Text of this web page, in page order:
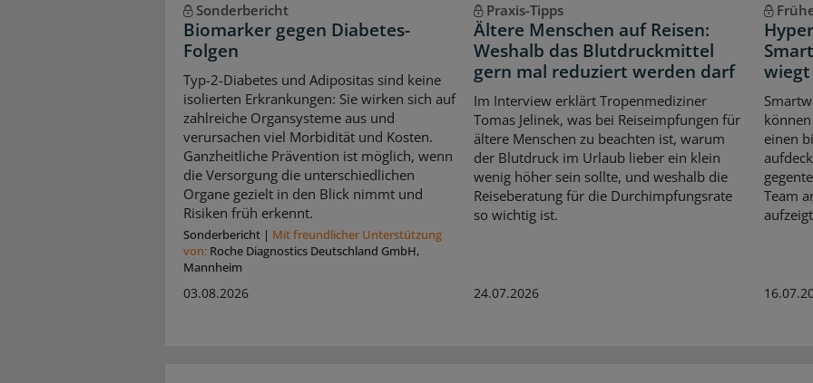
Sonderbericht
Biomarker gegen Diabetes-
Folgen
Typ-2-Diabetes und Adipositas sind keine
isolierten Erkrankungen: Sie wirken sich auf
zahlreiche Organsysteme aus und
verursachen viel Morbidität und Kosten.
Ganzheitliche Prävention ist möglich, wenn
die Versorgung die unterschiedlichen
Organe gezielt in den Blick nimmt und
Risiken früh erkennt.
Sonderbericht | Mit freundlicher Unterstützung
von: Roche Diagnostics Deutschland GmbH,
Mannheim
03.08.2026
Praxis-Tipps
Ältere Menschen auf Reisen:
Weshalb das Blutdruckmittel
gern mal reduziert werden darf
Im Interview erklärt Tropenmediziner
Tomas Jelinek, was bei Reiseimpfungen für
ältere Menschen zu beachten ist, warum
der Blutdruck im Urlaub lieber ein klein
wenig höher sein sollte, und weshalb die
Reiseberatung für die Durchimpfungsrate
so wichtig ist.
24.07.2026
wiegt
einen
Team